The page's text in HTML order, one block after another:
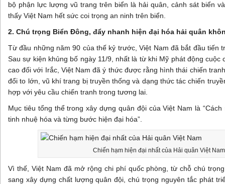
bộ phận lực lượng vũ trang trên biển là hải quân, cảnh sát biển
thấy Việt Nam hết sức coi trọng an ninh trên biển.
2. Chú trọng Biển Đông, đẩy nhanh hiện đại hóa hải quân
Từ đầu những năm 90 của thế kỷ trước, Việt Nam đã bắt đầu tiến
Sau sự kiện khủng bố ngày 11/9, nhất là từ khi Mỹ phát động cuộc
cao đối với Irắc, Việt Nam đã ý thức được rằng hình thái chiến
đổi to lớn, vũ khí trang bị truyền thống và dạng thức tác chiến
hợp với yêu cầu chiến tranh trong tương lai.
Mục tiêu tổng thể trong xây dựng quân đội của Việt Nam là
tinh nhuệ hóa và từng bước hiện đại hóa”.
Chiến hạm hiện đại nhất của Hải quân Việt Nam
Vì thế, Việt Nam đã mở rộng chi phí quốc phòng, từ chỗ chú
sang xây dựng chất lượng quân đội, chú trọng nguyên tắc phát